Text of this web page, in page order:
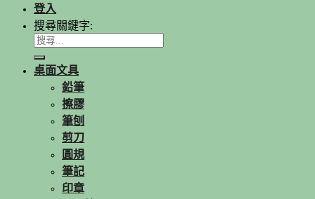
登入
搜尋關鍵字:
桌面文具
鉛筆
擦膠
筆刨
剪刀
圓規
筆記
印章